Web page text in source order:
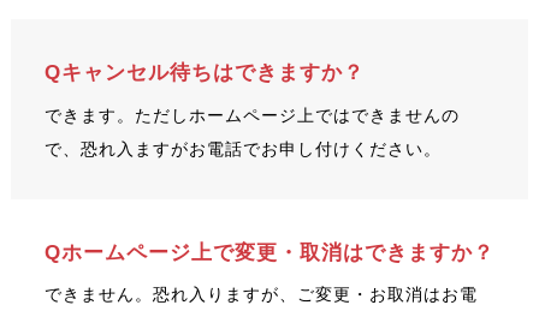
Qキャンセル待ちはできますか？
できます。ただしホームページ上ではできませんの
で、恐れ入ますがお電話でお申し付けください。
Qホームページ上で変更・取消はできますか？
できません。恐れ入りますが、ご変更・お取消はお電